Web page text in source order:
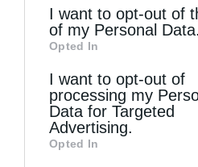
information may also
third parties on the
Downstream Participants
disclose it to other third
I want to opt-out of
of my Personal Data.
Opted In
I want to opt-out of
processing my
Data for Targeted
Advertising.
Opted In